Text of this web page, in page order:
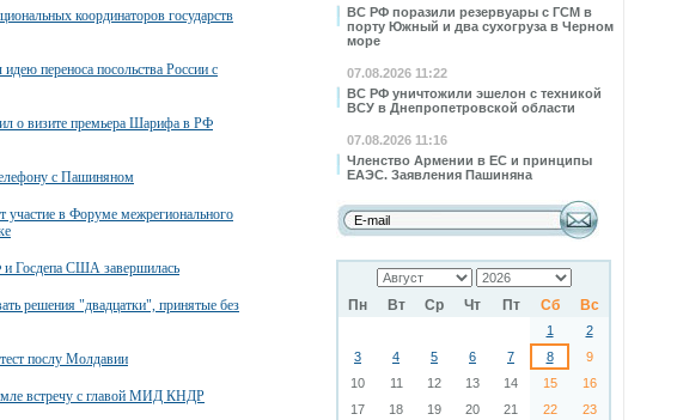
ВС РФ поразили резервуары с ГСМ в
порту Южный и два сухогруза в Черном
море
07.08.2026 11:22
ВС РФ уничтожили эшелон с техникой
ВСУ в Днепропетровской области
07.08.2026 11:16
Членство Армении в ЕС и принципы
ЕАЭС. Заявления Пашиняна
Пн Вт Ср Чт Пт Сб Вс
1
2
3
4 5 6 7 8
9
10
11 12 13 14 15
16
17
18 19 20 21 22
23
координаторов государств
переноса посольства России с
о визите премьера Шарифа в РФ
с Пашиняном
участие в Форуме межрегионального
Госдепа США завершилась
решения "двадцатки", принятые без
послу Молдавии
встречу с главой МИД КНДР